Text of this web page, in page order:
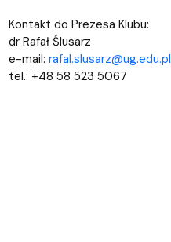
Kontakt do Prezesa Klubu:
dr Rafał Ślusarz
e-mail: rafal.slusarz@ug.edu.pl
tel.: +48 58 523 5067